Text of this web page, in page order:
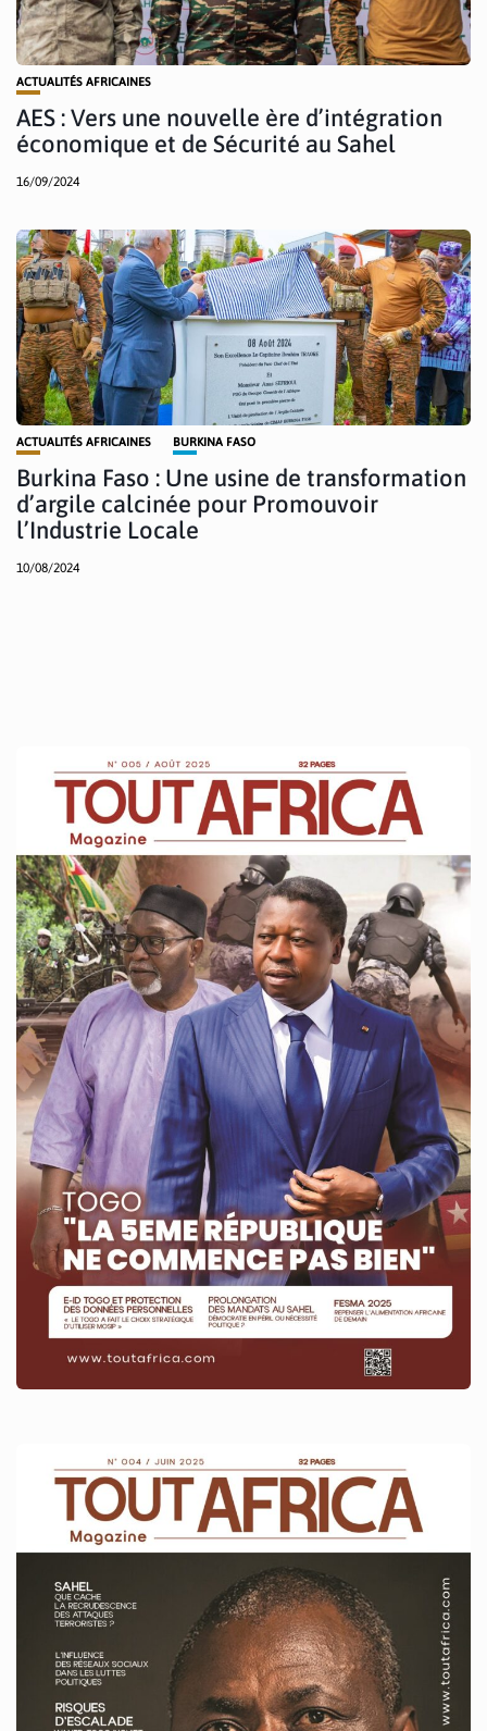
ACTUALITÉS AFRICAINES
AES : Vers une nouvelle ère d’intégration
économique et de Sécurité au Sahel
16/09/2024
ACTUALITÉS AFRICAINES BURKINA FASO
Burkina Faso : Une usine de transformation
d’argile calcinée pour Promouvoir
l’Industrie Locale
10/08/2024